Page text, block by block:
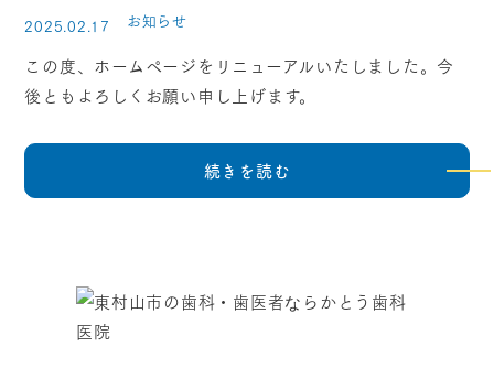
2025.02.17 お知らせ
この度、ホームページをリニューアルいたしました。今
後ともよろしくお願い申し上げます。
続きを読む
かとう歯科医院様を
ご確認ください。